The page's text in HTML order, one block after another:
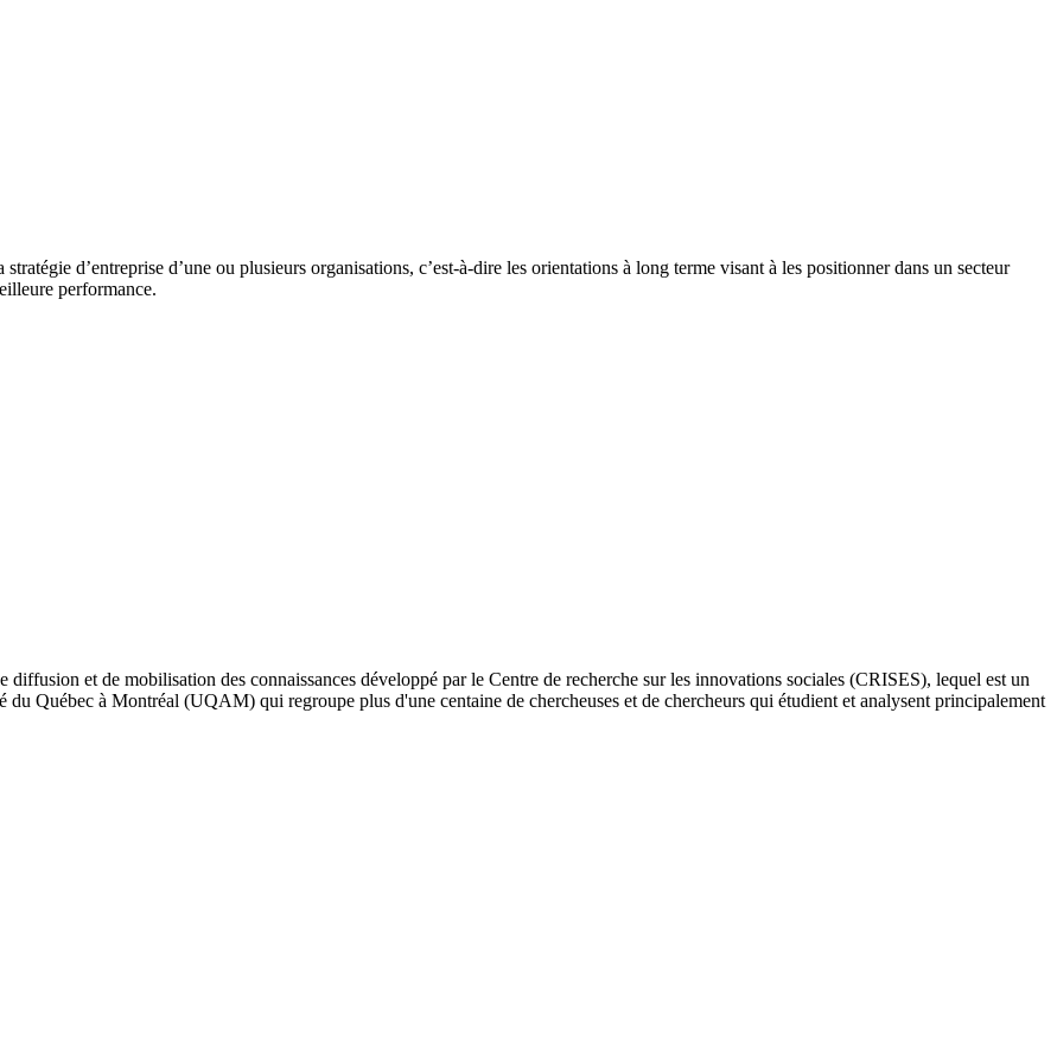
d’entreprise d’une ou plusieurs organisations, c’est-à-dire les orientations à long terme visant à les positionner dans un secteur
performance.
et de mobilisation des connaissances développé par le Centre de recherche sur les innovations sociales (CRISES), lequel est un
Québec à Montréal (UQAM) qui regroupe plus d'une centaine de chercheuses et de chercheurs qui étudient et analysent principalement